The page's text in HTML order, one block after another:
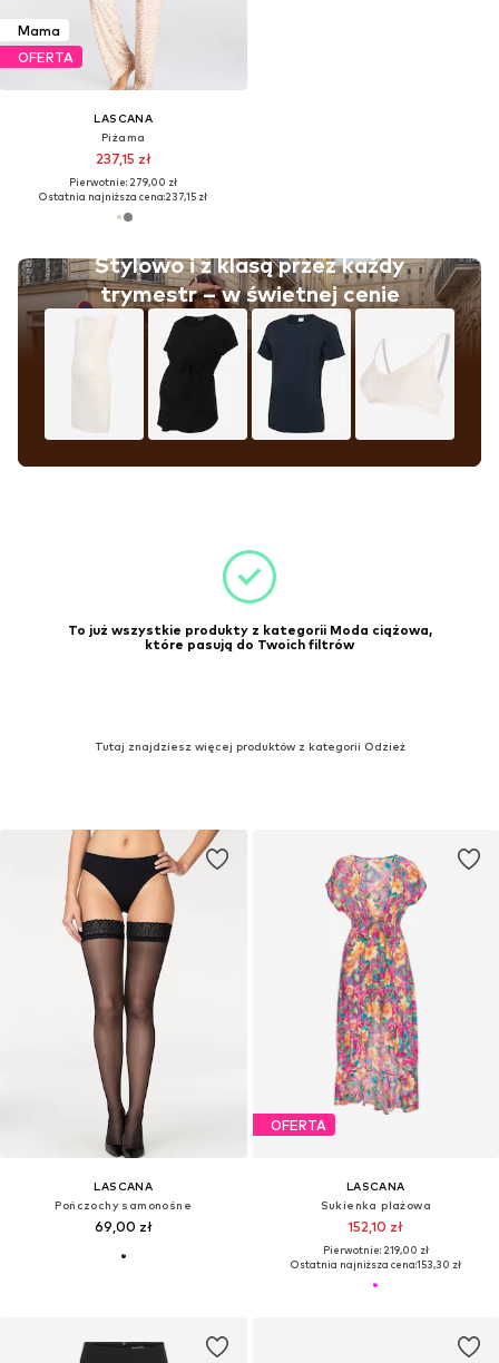
Mama
OFERTA
LASCANA
Piżama
237,15 zł
Pierwotnie: 279,00 zł
Ostatnia najniższa cena:237,15 zł
Stylowo i z klasą przez każdy
trymestr – w świetnej cenie
To już wszystkie produkty z kategorii Moda ciążowa,
które pasują do Twoich filtrów
Tutaj znajdziesz więcej produktów z kategorii Odzież
LASCANA
Pończochy samonośne
69,00 zł
OFERTA
LASCANA
Sukienka plażowa
152,10 zł
Pierwotnie: 219,00 zł
Ostatnia najniższa cena:153,30 zł